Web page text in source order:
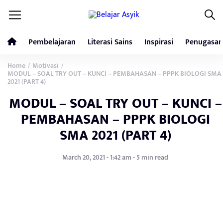
Pembelajaran Literasi Sains Inspirasi Penugasan
Home / Motivasi /
MODUL – SOAL TRY OUT – KUNCI – PEMBAHASAN – PPPK BIOLOGI SMA
2021 (PART 4)
MODUL – SOAL TRY OUT – KUNCI –
PEMBAHASAN – PPPK BIOLOGI
SMA 2021 (PART 4)
March 20, 2021 - 1:42 am - 5 min read